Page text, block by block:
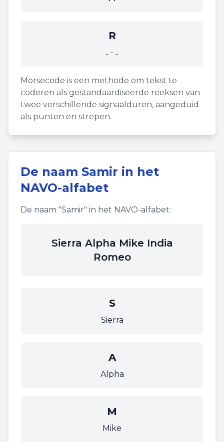
R
.-.
Morsecode is een methode om tekst te
coderen als gestandaardiseerde reeksen van
twee verschillende signaalduren, aangeduid
als punten en strepen.
De naam Samir in het
NAVO-alfabet
De naam "Samir" in het NAVO-alfabet:
Sierra Alpha Mike India
Romeo
S
Sierra
A
Alpha
M
Mike